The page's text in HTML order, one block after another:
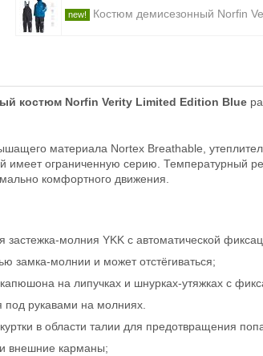
Костюм демисезонный Norfin
костюм Norfin Verity Limited Edition Blue
материала Nortex Breathable,
имеет ограниченную серию. Температурный
комфортного движения.
застежка-молния YKK с автоматической
замка-молнии и может отстёгиваться;
на липучках и шнурках-утяжках с
под рукавами на молниях.
в области талии для предотвращения
внешние карманы;